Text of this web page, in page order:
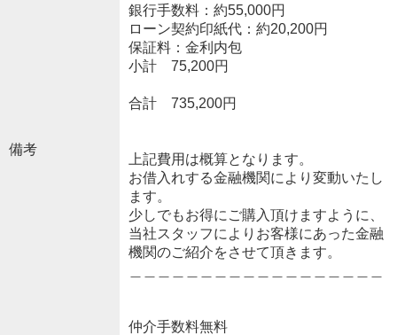
備考
銀行手数料：約55,000円
ローン契約印紙代：約20,200円
保証料：金利内包
小計 75,200円
合計 735,200円
上記費用は概算となります。
お借入れする金融機関により変動いたし
ます。
少しでもお得にご購入頂けますように、
当社スタッフによりお客様にあった金融
機関のご紹介をさせて頂きます。
仲介手数料無料